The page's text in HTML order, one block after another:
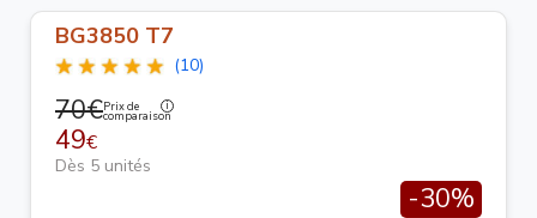
BG3850 T7
(10)
70€Prix de
comparaison
49€
Dès 5 unités
-30%